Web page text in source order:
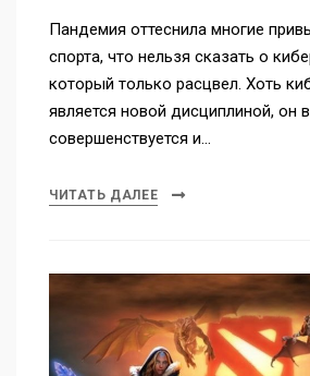
Пандемия оттеснила многие
спорта, что нельзя сказать о
который только расцвел. Хоть
является новой дисциплиной, он
совершенствуется и…
ЧИТАТЬ ДАЛЕЕ